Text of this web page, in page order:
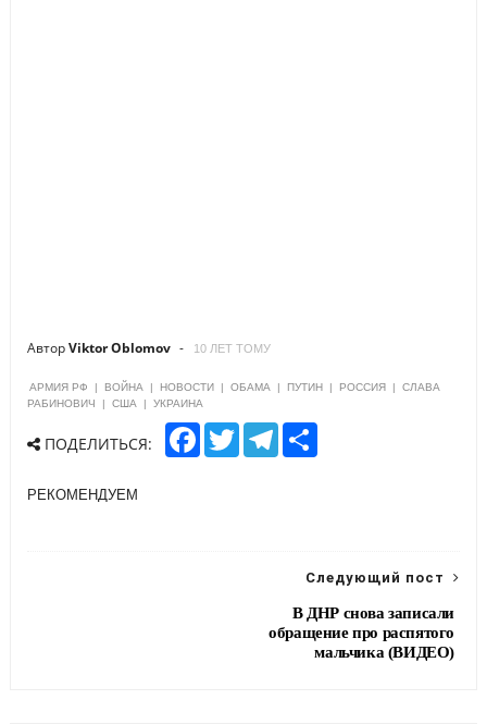
АвторViktor Oblomov 10 ЛЕТ ТОМУ
АРМИЯ РФ | ВОЙНА | НОВОСТИ | ОБАМА | ПУТИН | РОССИЯ |
СЛАВА
РАБИНОВИЧ
| США | УКРАИНА
ПОДЕЛИТЬСЯ:
F
T
w
T
e
S
РЕКОМЕНДУЕМ
Следующий пост
В ДНР снова записали
обращение про распятого
мальчика (ВИДЕО)